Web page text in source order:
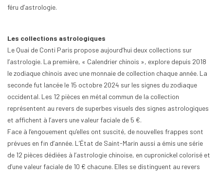
féru d’astrologie.
Les collections astrologiques
Le Quai de Conti Paris propose aujourd’hui deux collections sur
l’astrologie. La première, « Calendrier chinois », explore depuis 2018
le zodiaque chinois avec une monnaie de collection chaque année. La
seconde fut lancée le 15 octobre 2024 sur les signes du zodiaque
occidental. Les 12 pièces en métal commun de la collection
représentent au revers de superbes visuels des signes astrologiques
et affichent à l’avers une valeur faciale de 5 €.
Face à l’engouement qu’elles ont suscité, de nouvelles frappes sont
prévues en fin d’année. L’État de Saint-Marin aussi a émis une série
de 12 pièces dédiées à l’astrologie chinoise, en cupronickel colorisé et
d’une valeur faciale de 10 € chacune. Elles se distinguent au revers